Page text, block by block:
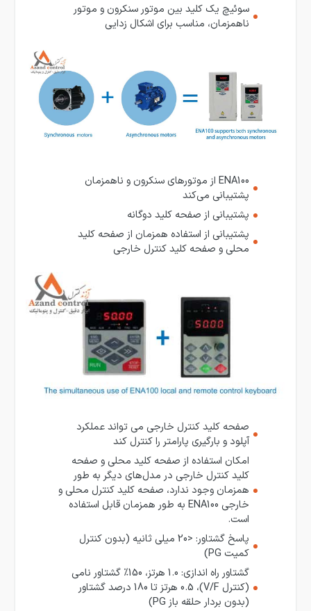
سوئیچ یک کلید بین موتور سنکرون و موتور
ناهمزمان، مناسب برای اشکال زدایی
ENA100 از موتورهای سنکرون و ناهمزمان
پشتیبانی می‌کند
پشتیبانی از صفحه کلید دوگانه
پشتیبانی از استفاده همزمان از صفحه کلید
محلی و صفحه کلید کنترل خارجی
صفحه کلید کنترل خارجی می تواند عملکرد
آپلود و بارگیری پارامتر را کنترل کند
امکان استفاده از صفحه کلید محلی و صفحه
کلید کنترل خارجی در مدل‌های دیگر به طور
همزمان وجود ندارد، صفحه کلید کنترل محلی و
خارجی ENA100 به طور همزمان قابل استفاده
است.
پاسخ گشتاور: <20 میلی ثانیه (بدون کنترل
کمیت PG)
گشتاور راه اندازی: 1.0 هرتز، 150% گشتاور نامی
(کنترل V/F)، 0.5 هرتز تا 180 درصد گشتاور
(بدون بردار حلقه باز PG)